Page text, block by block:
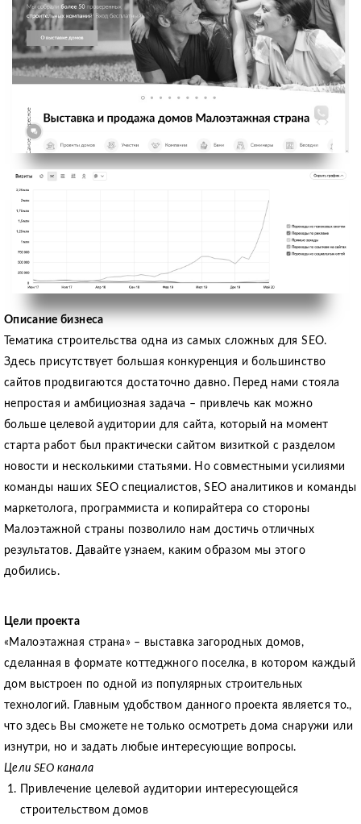
Описание бизнеса
Тематика строительства одна из самых сложных для SEO.
Здесь присутствует большая конкуренция и большинство
сайтов продвигаются достаточно давно. Перед нами стояла
непростая и амбициозная задача – привлечь как можно
больше целевой аудитории для сайта, который на момент
старта работ был практически сайтом визиткой с разделом
новости и несколькими статьями. Но совместными усилиями
команды наших SEO специалистов, SEO аналитиков и команды
маркетолога, программиста и копирайтера со стороны
Малоэтажной страны позволило нам достичь отличных
результатов. Давайте узнаем, каким образом мы этого
добились.
Цели проекта
«Малоэтажная страна» – выставка загородных домов,
сделанная в формате коттеджного поселка, в котором каждый
дом выстроен по одной из популярных строительных
технологий. Главным удобством данного проекта является то.,
что здесь Вы сможете не только осмотреть дома снаружи или
изнутри, но и задать любые интересующие вопросы.
Цели SEO канала
Привлечение целевой аудитории интересующейся
строительством домов